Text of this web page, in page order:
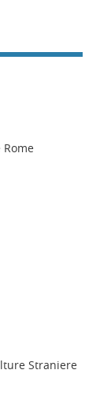
Straniere